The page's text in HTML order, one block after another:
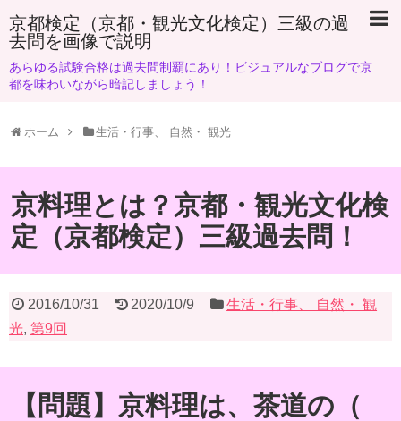
京都検定（京都・観光文化検定）三級の過
去問を画像で説明
あらゆる試験合格は過去問制覇にあり！ビジュアルなブログで京
都を味わいながら暗記しましょう！
ホーム 生活・行事、 自然・ 観光
京料理とは？京都・観光文化検
定（京都検定）三級過去問！
2016/10/31 2020/10/9
生活・行事、 自然・ 観
光, 第9回
【問題】京料理は、茶道の（